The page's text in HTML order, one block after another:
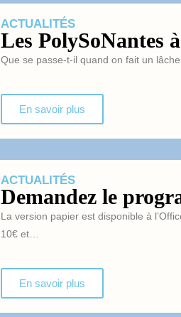
ACTUALITÉS
Les PolySoNantes
Que se passe-t-il quand on fait un
En savoir plus
ACTUALITÉS
Demandez le
La version papier est disponible à
10€ et…
En savoir plus